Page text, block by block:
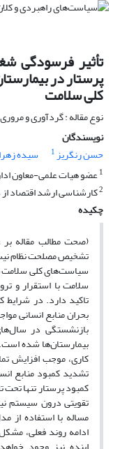
تأثیر فرسودگی
پرستار در
کلی سلامت
نوع مقاله : گردآوری و مروری
نویسندگان
حسن رنگریز1 سیده
1عضو هیات علمی-معاون
2کارشناسی ارشد اقتصاد
چکیده
(صحت مطالب مقاله
تشخیص مصلحت نظام
سیاست‌های کلی سلامت
سلامت با استقرار و
تاکید دارد. در شرایط
بحران منابع انسانی
بازنشستگی در
بیمارستان‌ها شده
کاری، موجب افزایش
تشدید کمبود منابع
کمبود پرستار تنها تحت
تقویتی درون سیستم
مساله با استفاده از
ادامه روند فعلی،